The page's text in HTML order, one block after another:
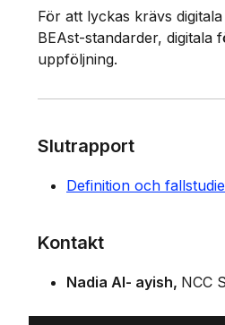
För att lyckas krävs
BEAst-standarder,
uppföljning.
Slutrapport
Definition och
Kontakt
Nadia Al- ayish NCC